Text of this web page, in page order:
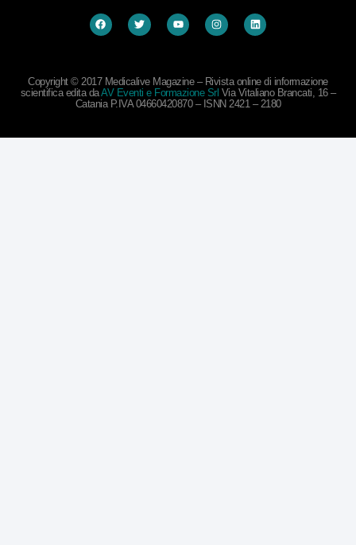
Copyright © 2017 Medicalive Magazine – Rivista online di informazione
scientifica edita daAV Eventi e Formazione Srl Via Vitaliano Brancati, 16 –
Catania P.IVA 04660420870 – ISNN 2421 – 2180